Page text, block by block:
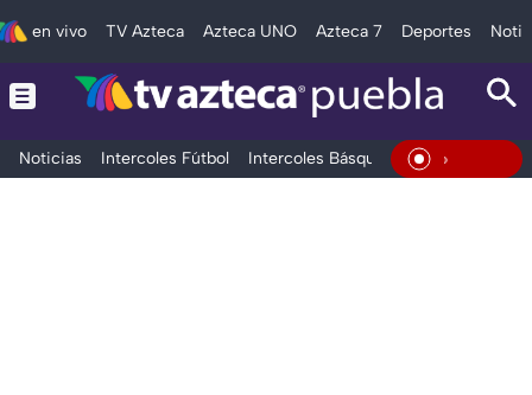
en vivo TV Azteca Azteca UNO Azteca 7 Deportes
Noticias Intercoles Fútbol Intercoles Básquetbol DeportesEn Vivo